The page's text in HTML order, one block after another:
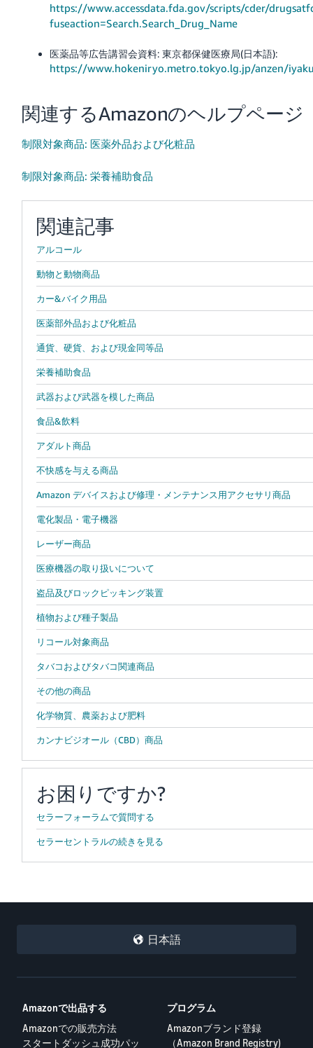
https://www.accessdata.fda.gov/scripts/cder/
fuseaction=Search.Search_Drug_Name
医薬品等広告講習会資料: 東京都保健医療局(日本語):
https://www.hokeniryo.metro.tokyo.lg.jp/anzen/
関連するAmazonのヘルプページ
制限対象商品: 医薬外品および化粧品
制限対象商品: 栄養補助食品
関連記事
アルコール
動物と動物商品
カー&バイク用品
医薬部外品および化粧品
通貨、硬貨、および現金同等品
栄養補助食品
武器および武器を模した商品
食品&飲料
アダルト商品
不快感を与える商品
Amazon デバイスおよび修理・メンテナンス用アクセサリ商品
電化製品・電子機器
レーザー商品
医療機器の取り扱いについて
盗品及びロックピッキング装置
植物および種子製品
リコール対象商品
タバコおよびタバコ関連商品
その他の商品
化学物質、農薬および肥料
カンナビジオール（CBD）商品
お困りですか?
セラーフォーラムで質問する
セラーセントラルの続きを見る
日本語
Amazonで出品する
Amazonでの販売方法
スタートダッシュ成功パッ
プログラム
Amazonブランド登録
（Amazon Brand Registry)